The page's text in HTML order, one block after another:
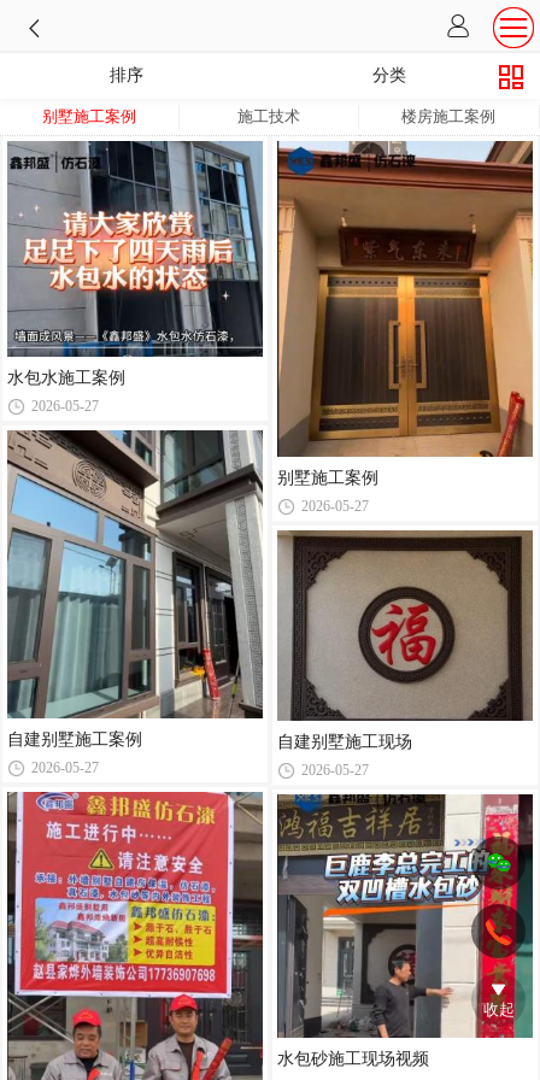
排序 分类
别墅施工案例 施工技术 楼房施工案例
水包水施工案例
2026-05-27
自建别墅施工案例
2026-05-27
别墅施工案例
2026-05-27
自建别墅施工现场
2026-05-27
水包砂施工现场视频
收起